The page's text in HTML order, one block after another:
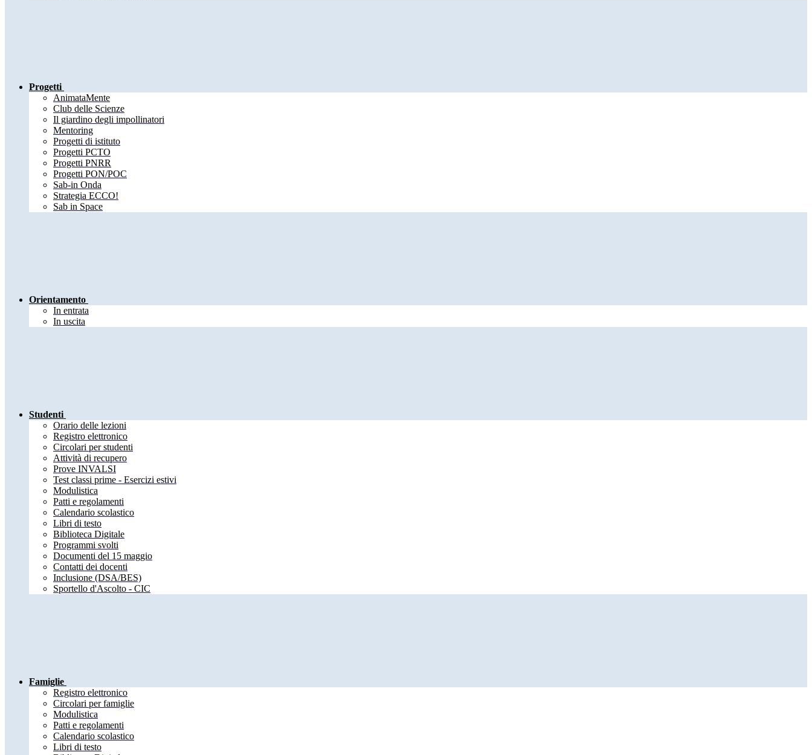
Progetti
AnimataMente
Club delle Scienze
Il giardino degli impollinatori
Mentoring
Progetti di istituto
Progetti PCTO
Progetti PNRR
Progetti PON/POC
Sab-in Onda
Strategia ECCO!
Sab in Space
Orientamento
In entrata
In uscita
Studenti
Orario delle lezioni
Registro elettronico
Circolari per studenti
Attività di recupero
Prove INVALSI
Test classi prime - Esercizi estivi
Modulistica
Patti e regolamenti
Calendario scolastico
Libri di testo
Biblioteca Digitale
Programmi svolti
Documenti del 15 maggio
Contatti dei docenti
Inclusione (DSA/BES)
Sportello d'Ascolto - CIC
Famiglie
Registro elettronico
Circolari per famiglie
Modulistica
Patti e regolamenti
Calendario scolastico
Libri di testo